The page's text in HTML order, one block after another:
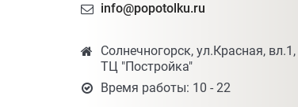
info@popotolku.ru
Солнечногорск, ул.Красная, вл.1,
ТЦ "Постройка"
Время работы: 10 - 22